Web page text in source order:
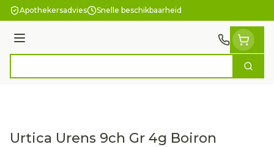
Ga naar de inhoud
Apothekersadvies Snelle beschikbaarheid
Menu
Zoek
Urtica Urens 9ch Gr 4g Boiron